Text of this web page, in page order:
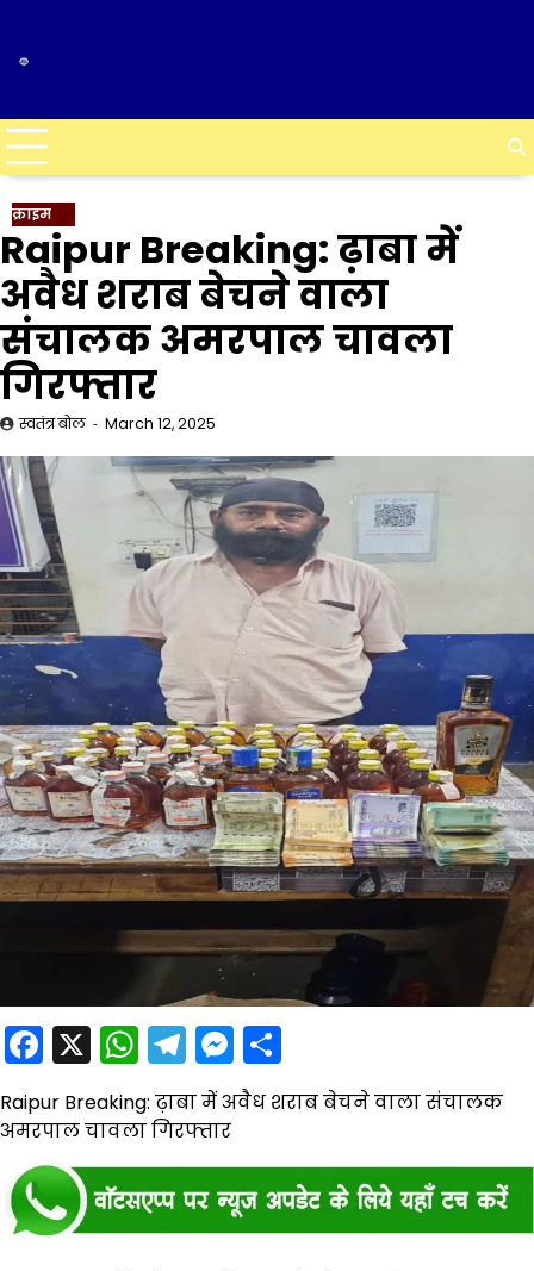
content
क्राइम
Raipur Breaking: ढ़ाबा में
अवैध शराब बेचने वाला
संचालक अमरपाल चावला
गिरफ्तार
स्वतंत्र बोल March 12, 2025
Facebook
X WhatsApp
Telegram
Messenger
Raipur Breaking: ढ़ाबा में अवैध शराब बेचने वाला संचालक
अमरपाल चावला गिरफ्तार